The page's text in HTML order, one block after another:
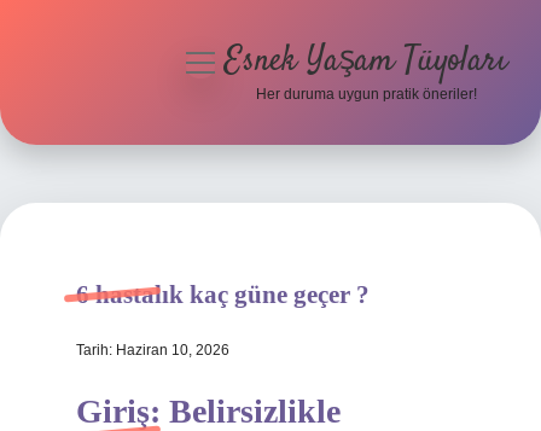
Hakkımızda
menüyüEsnek Yaşam Tüyoları
Her duruma uygun pratik öneriler!
6 hastalık kaç güne geçer ?
Tarih: Haziran 10, 2026
Giriş: Belirsizlikle